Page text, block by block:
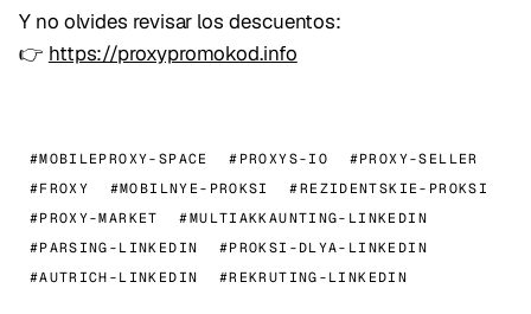
Y no olvides revisar los descuentos:
👉 https://proxypromokod.info
#MOBILEPROXY-SPACE #PROXYS-IO
#PROXY-SELLER
#FROXY
#MOBILNYE-PROKSI
#REZIDENTSKIE-PROKSI
#PROXY-MARKET
#MULTIAKKAUNTING-LINKEDIN
#PARSING-LINKEDIN
#PROKSI-DLYA-LINKEDIN
#AUTRICH-LINKEDIN
#REKRUTING-LINKEDIN